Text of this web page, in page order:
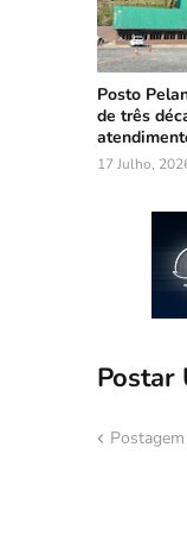
Posto
de três
17 Julho,
Postar